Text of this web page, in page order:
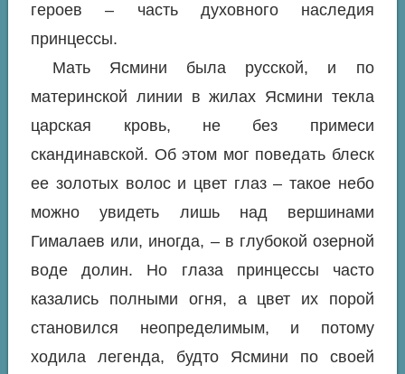
героев – часть духовного наследия
принцессы.
Мать Ясмини была русской, и по
материнской линии в жилах Ясмини текла
царская кровь, не без примеси
скандинавской. Об этом мог поведать блеск
ее золотых волос и цвет глаз – такое небо
можно увидеть лишь над вершинами
Гималаев или, иногда, – в глубокой озерной
воде долин. Но глаза принцессы часто
казались полными огня, а цвет их порой
становился неопределимым, и потому
ходила легенда, будто Ясмини по своей